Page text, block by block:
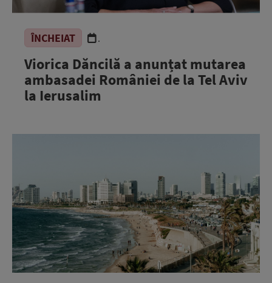
ÎNCHEIAT .
Viorica Dăncilă a anunțat mutarea
ambasadei României de la Tel Aviv
la Ierusalim